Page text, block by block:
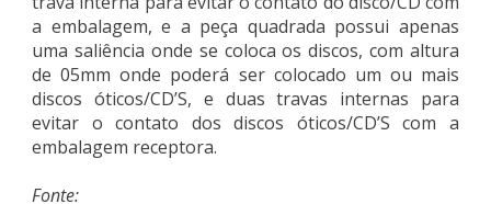
a embalagem, e a peça quadrada possui apenas
uma saliência onde se coloca os discos, com altura
de 05mm onde poderá ser colocado um ou mais
discos óticos/CD’S, e duas travas internas para
evitar o contato dos discos óticos/CD’S com a
embalagem receptora.
Fonte: